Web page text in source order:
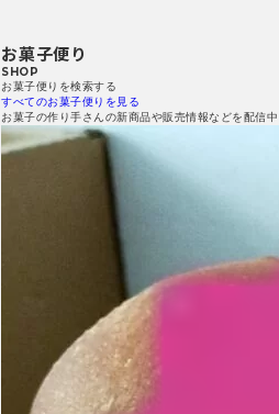
お菓子便り
SHOP
お菓子便りを検索する
すべてのお菓子便りを見る
お菓子の作り手さんの新商品や販売情報などを配信